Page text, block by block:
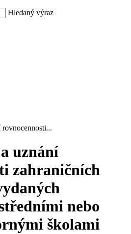
Hledaný výraz
uznání
zahraničních
nebo
školami